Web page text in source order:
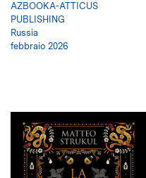
AZBOOKA-ATTICUS
PUBLISHING
Russia
febbraio 2026